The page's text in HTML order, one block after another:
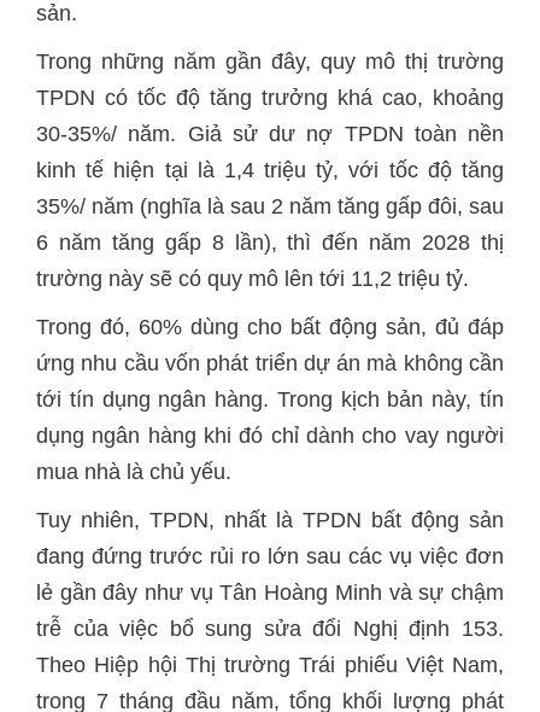
sản.
Trong những năm gần đây, quy mô thị trường
TPDN có tốc độ tăng trưởng khá cao, khoảng
30-35%/ năm. Giả sử dư nợ TPDN toàn nền
kinh tế hiện tại là 1,4 triệu tỷ, với tốc độ tăng
35%/ năm (nghĩa là sau 2 năm tăng gấp đôi, sau
6 năm tăng gấp 8 lần), thì đến năm 2028 thị
trường này sẽ có quy mô lên tới 11,2 triệu tỷ.
Trong đó, 60% dùng cho bất động sản, đủ đáp
ứng nhu cầu vốn phát triển dự án mà không cần
tới tín dụng ngân hàng. Trong kịch bản này, tín
dụng ngân hàng khi đó chỉ dành cho vay người
mua nhà là chủ yếu.
Tuy nhiên, TPDN, nhất là TPDN bất động sản
đang đứng trước rủi ro lớn sau các vụ việc đơn
lẻ gần đây như vụ Tân Hoàng Minh và sự chậm
trễ của việc bổ sung sửa đổi Nghị định 153.
Theo Hiệp hội Thị trường Trái phiếu Việt Nam,
trong 7 tháng đầu năm, tổng khối lượng phát